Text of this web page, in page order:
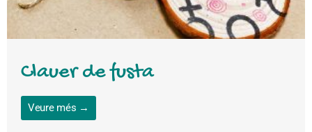
Clauer de fusta
Veure més →